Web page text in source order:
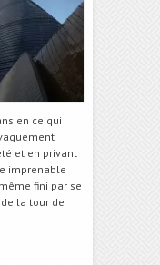
en ce qui
et en privant
imprenable
fini par se
la tour de